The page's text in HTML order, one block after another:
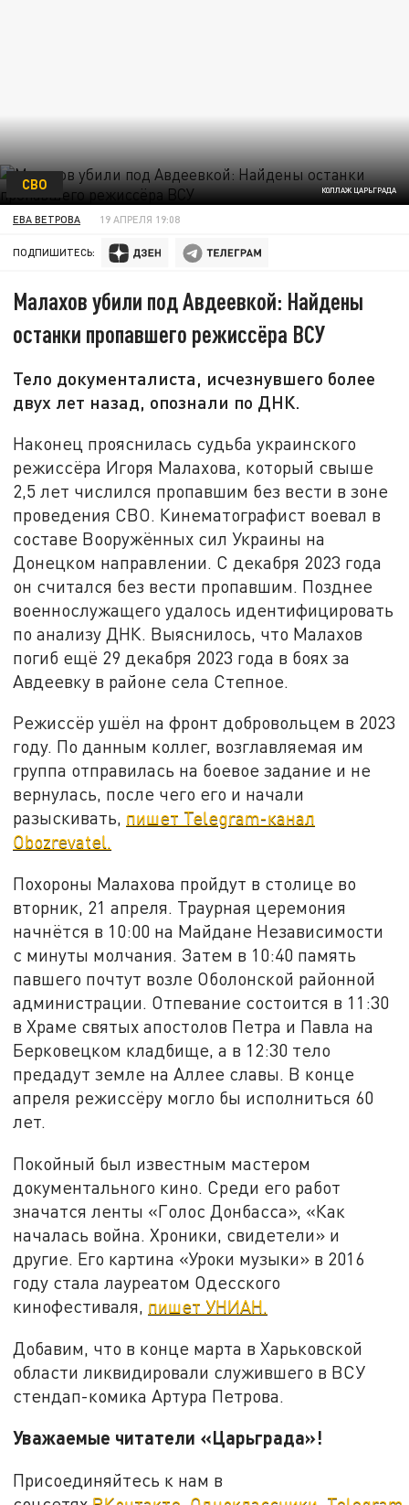
КОЛЛАЖ ЦАРЬГРАДА
СВО
ЕВА ВЕТРОВА 19 АПРЕЛЯ 19:08
ПОДПИШИТЕСЬ:
Малахов убили под Авдеевкой: Найдены
останки пропавшего режиссёра ВСУ
Тело документалиста, исчезнувшего более
двух лет назад, опознали по ДНК.
Наконец прояснилась судьба украинского
режиссёра Игоря Малахова, который свыше
2,5 лет числился пропавшим без вести в зоне
проведения СВО. Кинематографист воевал в
составе Вооружённых сил Украины на
Донецком направлении. С декабря 2023 года
он считался без вести пропавшим. Позднее
военнослужащего удалось идентифицировать
по анализу ДНК. Выяснилось, что Малахов
погиб ещё 29 декабря 2023 года в боях за
Авдеевку в районе села Степное.
Режиссёр ушёл на фронт добровольцем в 2023
году. По данным коллег, возглавляемая им
группа отправилась на боевое задание и не
вернулась, после чего его и начали
разыскивать, пишет Telegram-канал
Obozrevatel.
Похороны Малахова пройдут в столице во
вторник, 21 апреля. Траурная церемония
начнётся в 10:00 на Майдане Независимости
с минуты молчания. Затем в 10:40 память
павшего почтут возле Оболонской районной
администрации. Отпевание состоится в 11:30
в Храме святых апостолов Петра и Павла на
Берковецком кладбище, а в 12:30 тело
предадут земле на Аллее славы. В конце
апреля режиссёру могло бы исполниться 60
лет.
Покойный был известным мастером
документального кино. Среди его работ
значатся ленты «Голос Донбасса», «Как
началась война. Хроники, свидетели» и
другие. Его картина «Уроки музыки» в 2016
году стала лауреатом Одесского
кинофестиваля, пишет УНИАН.
Добавим, что в конце марта в Харьковской
области ликвидировали служившего в ВСУ
стендап-комика Артура Петрова.
Уважаемые читатели «Царьграда»!
Присоединяйтесь к нам в